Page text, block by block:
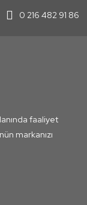
0 216 482 91 86
faaliyet
markanızı